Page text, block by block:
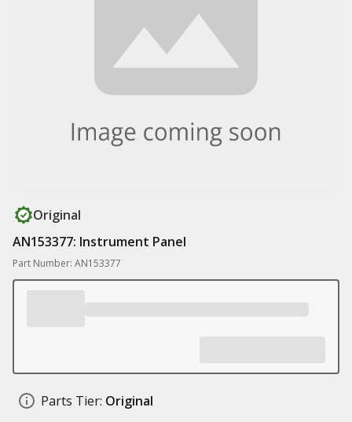
Original
AN153377: Instrument Panel
Part Number: AN153377
Parts Tier: Original